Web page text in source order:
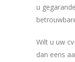
u
Wilt u uw
dan eens